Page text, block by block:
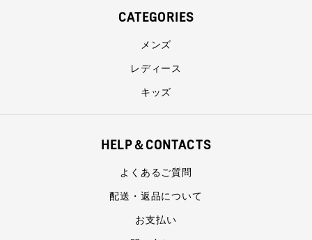
CATEGORIES
メンズ
レディース
キッズ
HELP＆CONTACTS
よくあるご質問
配送・返品について
お支払い